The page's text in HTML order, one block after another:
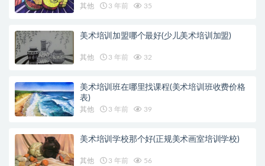
其他 3 年前 35
美术培训加盟哪个最好(少儿美术培训加盟)
其他 3 年前 32
美术培训班在哪里找课程(美术培训班收费价格
表)
其他 3 年前 39
美术培训学校那个好(正规美术画室培训学校)
其他 3 年前 56